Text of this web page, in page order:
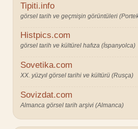
Tipiti.info
görsel tarih ve geçmişin görüntüleri
Histpics.com
görsel tarih ve kültürel hafıza (İspanyolca)
Sovetika.com
XX. yüzyıl görsel tarihi ve kültürü (Rusça)
Sovizdat.com
Almanca görsel tarih arşivi (Almanca)